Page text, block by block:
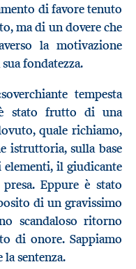
di favore tenuto
ma di un dovere che
la motivazione
fondatezza.
tempesta
stato frutto di una
quale richiamo,
istruttoria, sulla base
elementi, il giudicante
Eppure è stato
di un gravissimo
scandaloso ritorno
di onore. Sappiamo
la sentenza.